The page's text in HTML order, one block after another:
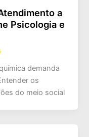
a
Psicologia e
demanda
os
do meio social